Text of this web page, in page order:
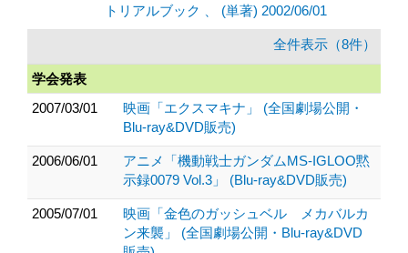
トリアルブック 、 (単著) 2002/06/01
全件表示（8件）
学会発表
2007/03/01
映画「エクスマキナ」 (全国劇場公開・
Blu-ray&DVD販売)
2006/06/01
アニメ「機動戦士ガンダムMS-IGLOO黙
示録0079 Vol.3」 (Blu-ray&DVD販売)
2005/07/01
映画「金色のガッシュベル メカバルカ
ン来襲」 (全国劇場公開・Blu-ray&DVD